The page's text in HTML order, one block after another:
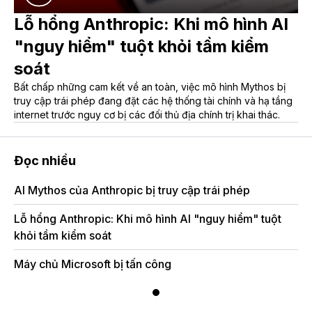
Lỗ hổng Anthropic: Khi mô hình AI
"nguy hiểm" tuột khỏi tầm kiểm
soát
Bất chấp những cam kết về an toàn, việc mô hình Mythos bị
truy cập trái phép đang đặt các hệ thống tài chính và hạ tầng
internet trước nguy cơ bị các đối thủ địa chính trị khai thác.
Đọc nhiều
AI Mythos của Anthropic bị truy cập trái phép
Lỗ hổng Anthropic: Khi mô hình AI "nguy hiểm" tuột
khỏi tầm kiểm soát
Máy chủ Microsoft bị tấn công